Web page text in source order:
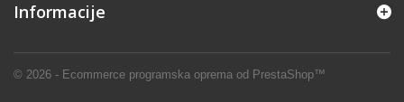
Informacije
© 2026 - Ecommerce programska oprema od PrestaShop™